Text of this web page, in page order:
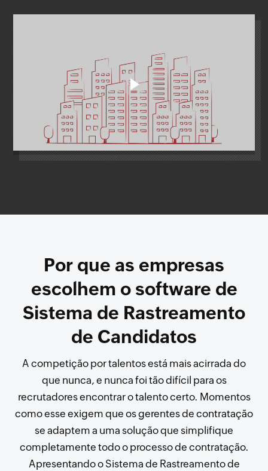
Por que as empresas
escolhem o software de
Sistema de Rastreamento
de Candidatos
A competição por talentos está mais acirrada do
que nunca, e nunca foi tão difícil para os
recrutadores encontrar o talento certo. Momentos
como esse exigem que os gerentes de contratação
se adaptem a uma solução que simplifique
completamente todo o processo de contratação.
Apresentando o Sistema de Rastreamento de